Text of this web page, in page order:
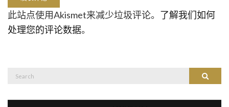
此站点使用Akismet来减少垃圾评论。 了解我们如何
处理您的评论数据。
Search